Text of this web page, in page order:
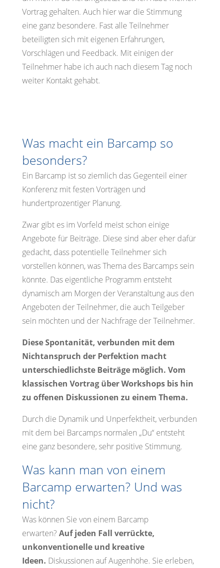
Vortrag gehalten. Auch hier war die Stimmung
eine ganz besondere. Fast alle Teilnehmer
beteiligten sich mit eigenen Erfahrungen,
Vorschlägen und Feedback. Mit einigen der
Teilnehmer habe ich auch nach diesem Tag noch
weiter Kontakt gehabt.
Was macht ein Barcamp so
besonders?
Ein Barcamp ist so ziemlich das Gegenteil einer
Konferenz mit festen Vorträgen und
hundertprozentiger Planung.
Zwar gibt es im Vorfeld meist schon einige
Angebote für Beiträge. Diese sind aber eher dafür
gedacht, dass potentielle Teilnehmer sich
vorstellen können, was Thema des Barcamps sein
könnte. Das eigentliche Programm entsteht
dynamisch am Morgen der Veranstaltung aus den
Angeboten der Teilnehmer, die auch Teilgeber
sein möchten und der Nachfrage der Teilnehmer.
Diese Spontanität, verbunden mit dem
Nichtanspruch der Perfektion macht
unterschiedlichste Beiträge möglich. Vom
klassischen Vortrag über Workshops bis hin
zu offenen Diskussionen zu einem Thema.
Durch die Dynamik und Unperfektheit, verbunden
mit dem bei Barcamps normalen „Du“ entsteht
eine ganz besondere, sehr positive Stimmung.
Was kann man von einem
Barcamp erwarten? Und was
nicht?
Was können Sie von einem Barcamp
erwarten? Auf jeden Fall verrückte,
unkonventionelle und kreative
Ideen. Diskussionen auf Augenhöhe. Sie erleben,